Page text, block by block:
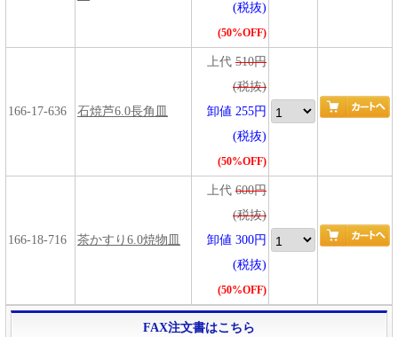
(税抜)
(50%OFF)
166-17-636 石焼芦6.0長角皿
上代 510円
(税抜)
卸値 255円
(税抜)
(50%OFF)
166-18-716 茶かすり6.0焼物皿
上代 600円
(税抜)
卸値 300円
(税抜)
(50%OFF)
FAX注文書はこちら